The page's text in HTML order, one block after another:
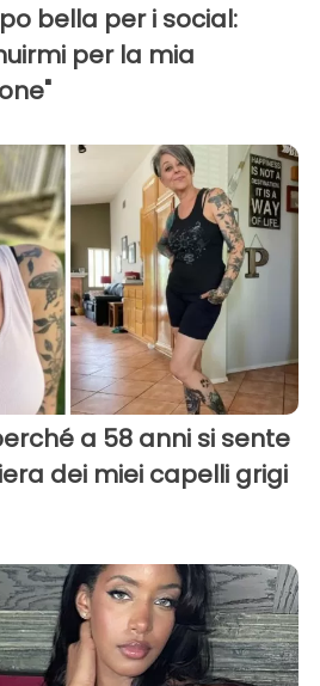
bella per i social:
per la mia
a 58 anni si sente
dei miei capelli grigi